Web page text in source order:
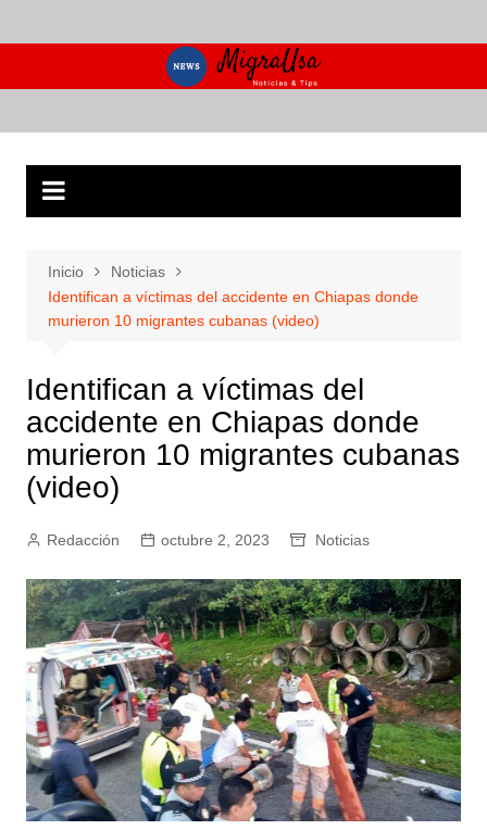
al
Inicio
Noticias
Identifican a víctimas del accidente en Chiapas donde
murieron 10 migrantes cubanas (video)
Identifican a víctimas del
accidente en Chiapas donde
murieron 10 migrantes cubanas
(video)
Redacción octubre 2, 2023 Noticias